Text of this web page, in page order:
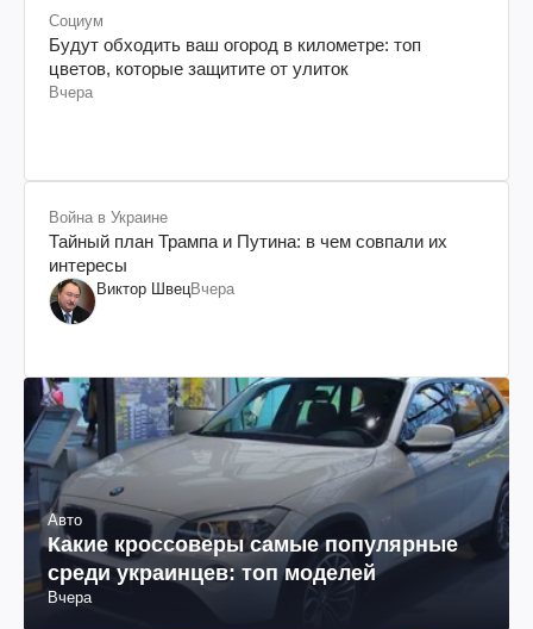
Социум
Будут обходить ваш огород в километре: топ
цветов, которые защитите от улиток
Вчера
Война в Украине
Тайный план Трампа и Путина: в чем совпали их
интересы
Виктор ШвецВчера
Авто
Какие кроссоверы самые популярные
среди украинцев: топ моделей
Вчера